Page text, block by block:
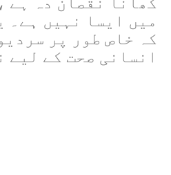
میں ایسا نہیں ہے۔
کہ خاص طور پر
انسانی صحت کے لیے